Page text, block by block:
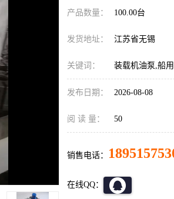
产品数量： 100.00台
发货地址： 江苏省无锡
关键词： 装载机油泵,船
发布日期： 2026-08-08
阅 读 量： 50
销售电话：
在线QQ：